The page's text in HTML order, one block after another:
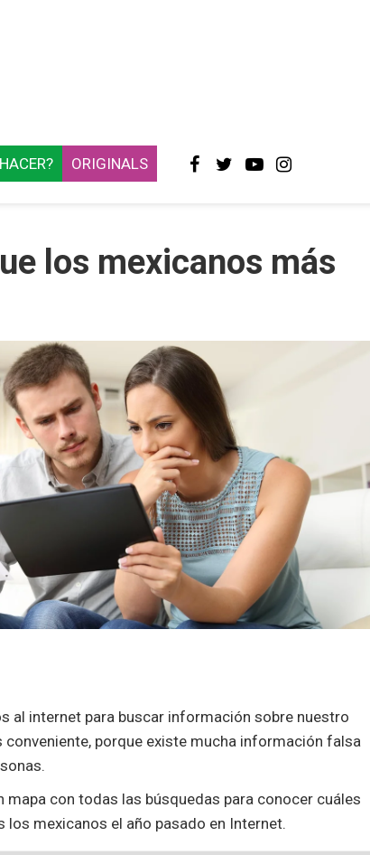
ORIGINALS
los mexicanos más
al internet para buscar información sobre nuestro
porque existe mucha información falsa
con todas las búsquedas para conocer cuáles
mexicanos el año pasado en Internet.